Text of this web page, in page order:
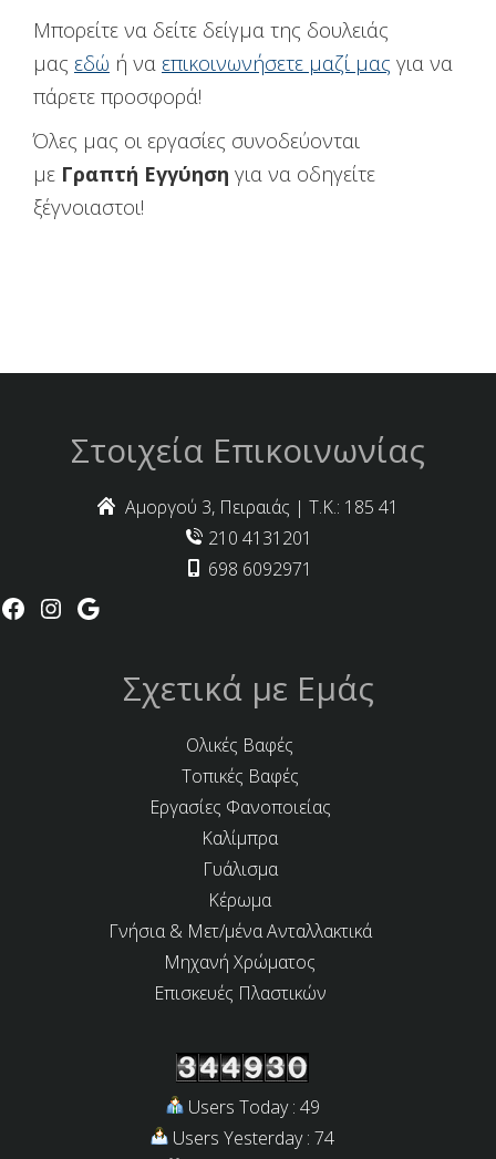
Μπορείτε να δείτε δείγμα της δουλειάς
μας εδώ ή να επικοινωνήσετε μαζί μας για να
πάρετε προσφορά!
Όλες μας οι εργασίες συνοδεύονται
με Γραπτή Εγγύηση για να οδηγείτε
ξέγνοιαστοι!
Στοιχεία Επικοινωνίας
Αμοργού 3, Πειραιάς | Τ.Κ.: 185 41
210 4131201
698 6092971
Σχετικά με Εμάς
Ολικές Βαφές
Τοπικές Βαφές
Εργασίες Φανοποιείας
Καλίμπρα
Γυάλισμα
Κέρωμα
Γνήσια & Μετ/μένα Ανταλλακτικά
Μηχανή Χρώματος
Επισκευές Πλαστικών
Users Today : 49
Users Yesterday : 74